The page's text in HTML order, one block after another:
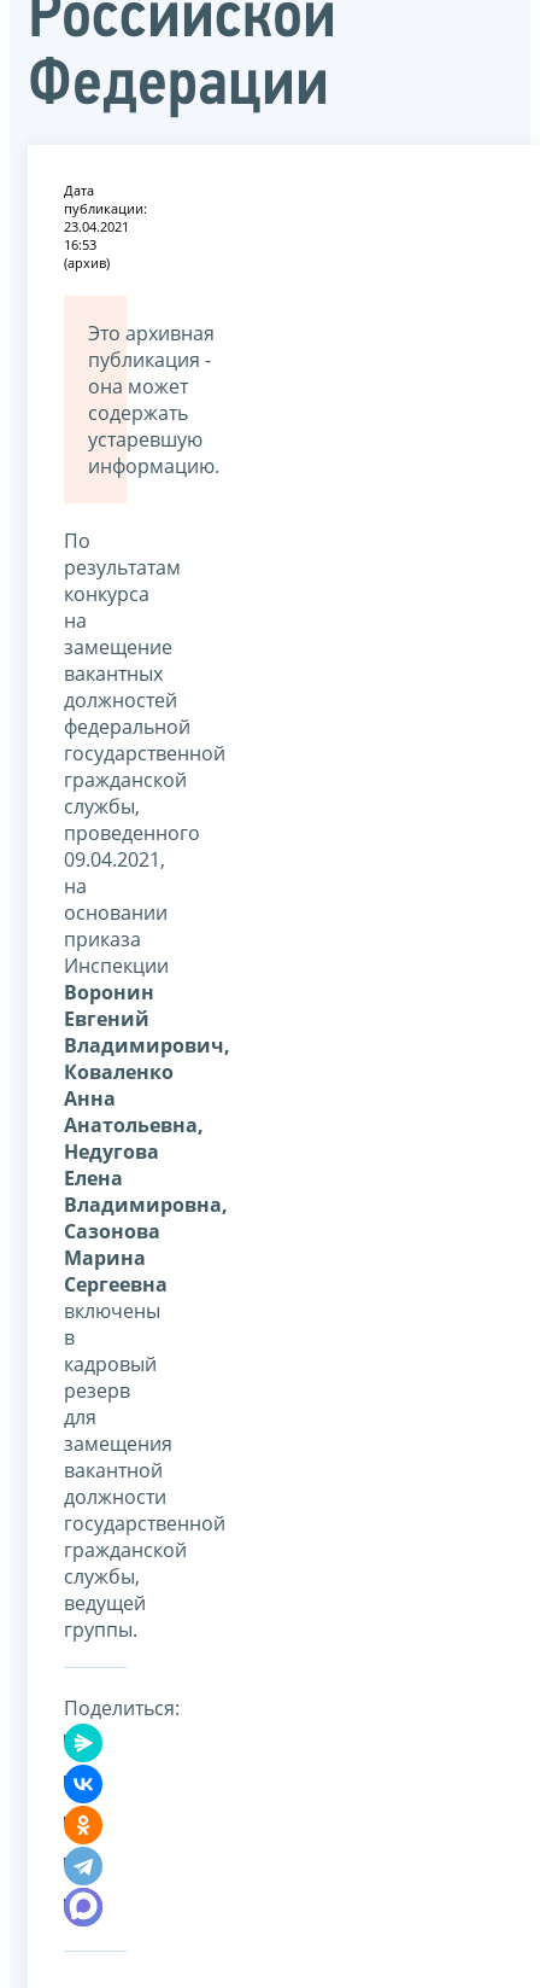
Российской
Федерации
Дата
публикации:
23.04.2021
16:53
(архив)
Это архивная
публикация -
она может
содержать
устаревшую
информацию.
По
результатам
конкурса
на
замещение
вакантных
должностей
федеральной
государственной
гражданской
службы,
проведенного
09.04.2021,
на
основании
приказа
Инспекции
Воронин
Евгений
Владимирович,
Коваленко
Анна
Анатольевна,
Недугова
Елена
Владимировна,
Сазонова
Марина
Сергеевна
включены
в
кадровый
резерв
для
замещения
вакантной
должности
государственной
гражданской
службы,
ведущей
группы.
Поделиться: